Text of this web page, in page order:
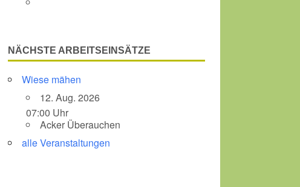
NÄCHSTE ARBEITSEINSÄTZE
Wiese mähen
12. Aug. 2026
07:00 Uhr
Acker Überauchen
alle Veranstaltungen